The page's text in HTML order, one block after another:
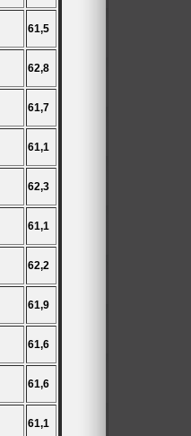
61,5
62,8
61,7
61,1
62,3
61,1
62,2
61,9
61,6
61,6
61,1